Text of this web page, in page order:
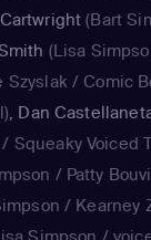
(Bart
(Lisa
Szyslak / Comic
Dan
Squeaky Voiced
/ Patty
/ Kearney
Simpson /